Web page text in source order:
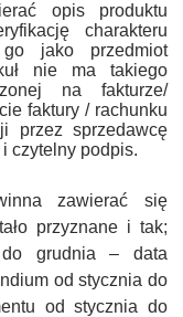
opis produktu
charakteru
go jako przedmiot
nie ma takiego
na fakturze/
faktury / rachunku
przez sprzedawcę
czytelny podpis.
zawierać się
przyznane i tak;
do grudnia – data
od stycznia do
od stycznia do